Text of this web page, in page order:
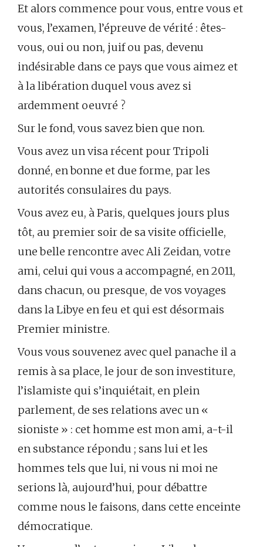
Et alors commence pour vous, entre vous et
vous, l’examen, l’épreuve de vérité : êtes-
vous, oui ou non, juif ou pas, devenu
indésirable dans ce pays que vous aimez et
à la libération duquel vous avez si
ardemment oeuvré ?
Sur le fond, vous savez bien que non.
Vous avez un visa récent pour Tripoli
donné, en bonne et due forme, par les
autorités consulaires du pays.
Vous avez eu, à Paris, quelques jours plus
tôt, au premier soir de sa visite officielle,
une belle rencontre avec Ali Zeidan, votre
ami, celui qui vous a accompagné, en 2011,
dans chacun, ou presque, de vos voyages
dans la Libye en feu et qui est désormais
Premier ministre.
Vous vous souvenez avec quel panache il a
remis à sa place, le jour de son investiture,
l’islamiste qui s’inquiétait, en plein
parlement, de ses relations avec un «
sioniste » : cet homme est mon ami, a-t-il
en substance répondu ; sans lui et les
hommes tels que lui, ni vous ni moi ne
serions là, aujourd’hui, pour débattre
comme nous le faisons, dans cette enceinte
démocratique.